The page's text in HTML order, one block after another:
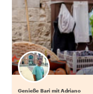
Genieße Bari mit Adriano